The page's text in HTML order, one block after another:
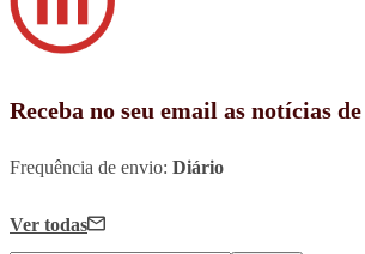
Receba no seu email as notícias
Frequência de envio: Diário
Ver todas